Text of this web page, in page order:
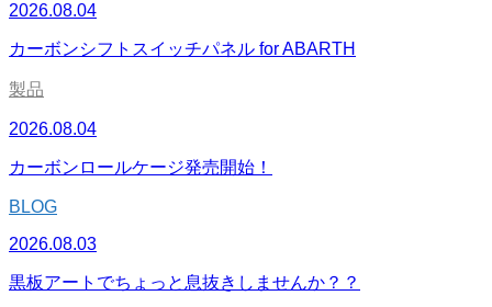
2026.08.04
カーボンシフトスイッチパネル for ABARTH
製品
2026.08.04
カーボンロールケージ発売開始！
BLOG
2026.08.03
黒板アートでちょっと息抜きしませんか？？